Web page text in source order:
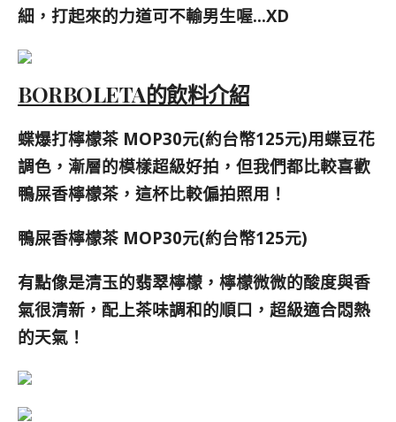
細，打起來的力道可不輸男生喔…XD
BORBOLETA的飲料介紹
蝶爆打檸檬茶 MOP30元(約台幣125元)用蝶豆花
調色，漸層的模樣超級好拍，但我們都比較喜歡
鴨屎香檸檬茶，這杯比較偏拍照用！
鴨屎香檸檬茶 MOP30元(約台幣125元)
有點像是清玉的翡翠檸檬，檸檬微微的酸度與香
氣很清新 ，配上茶味調和的順口 ，超級適合悶熱
的天氣！